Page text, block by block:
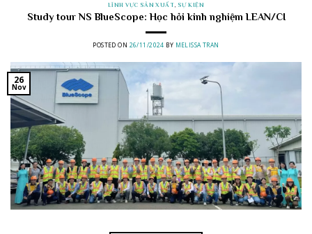
LĨNH VỰC SẢN XUẤT ,SỰ KIỆN
Study tour NS BlueScope: Học hỏi kinh nghiệm LEAN/CI
POSTED ON 26/11/2024 BY MELISSA TRAN
26
Nov